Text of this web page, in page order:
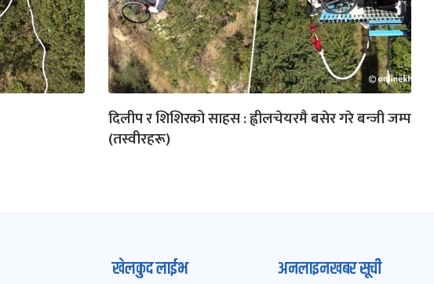
दिलीप र शिशिरको साहस : ह्वीलचेयरमै बसेर गरे बन्जी जम्प
(तस्वीरहरू)
खेलकुद लाईभ अनलाइनखबर सूची